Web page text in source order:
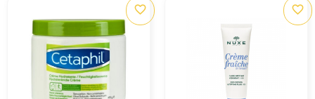
favorite_border favorite_border